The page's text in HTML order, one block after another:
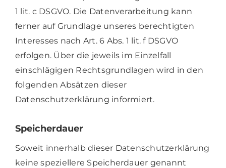
1 lit. c DSGVO. Die Datenverarbeitung kann
ferner auf Grundlage unseres berechtigten
Interesses nach Art. 6 Abs. 1 lit. f DSGVO
erfolgen. Über die jeweils im Einzelfall
einschlägigen Rechtsgrundlagen wird in den
folgenden Absätzen dieser
Datenschutzerklärung informiert.
Speicherdauer
Soweit innerhalb dieser Datenschutzerklärung
keine speziellere Speicherdauer genannt